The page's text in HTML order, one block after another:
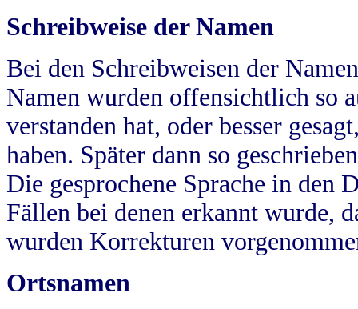
Schreibweise der Namen
Bei den Schreibweisen der
Namen wurden offensichtlich so
verstanden hat, oder besser
haben. Später dann so
Die gesprochene Sprache in
Fällen bei denen erkannt wurde,
wurden Korrekturen
Ortsnamen